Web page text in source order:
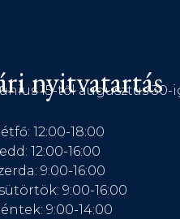
nyitvatartás
15-től augusztus 30-
12:00-18:00
12:00-16:00
9:00-16:00
9:00-16:00
9:00-14:00